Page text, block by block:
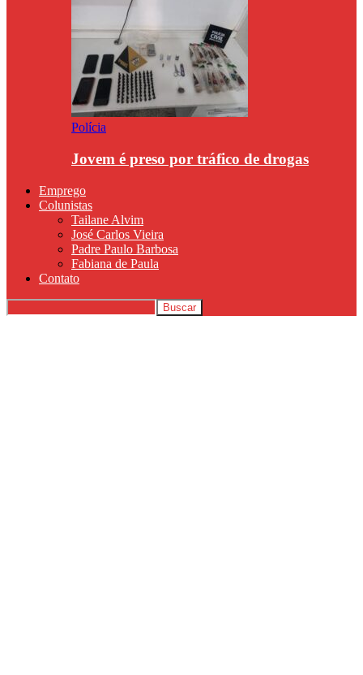
Polícia
Jovem é preso por tráfico de drogas
Emprego
Colunistas
Tailane Alvim
José Carlos Vieira
Padre Paulo Barbosa
Fabiana de Paula
Contato